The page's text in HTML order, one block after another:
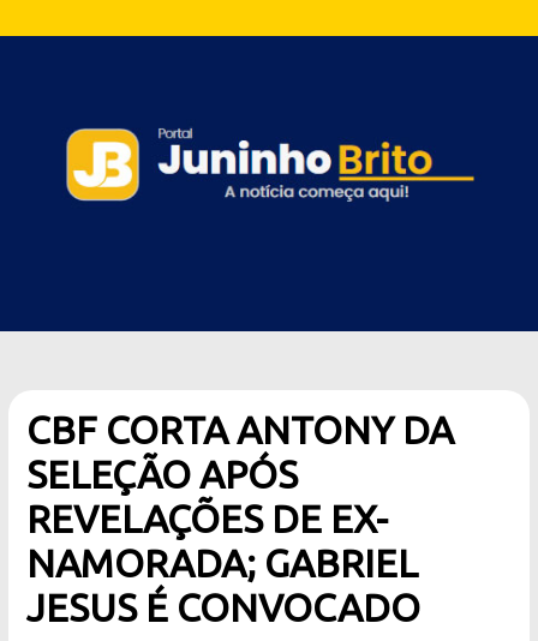
CBF CORTA ANTONY DA
SELEÇÃO APÓS
REVELAÇÕES DE EX-
NAMORADA; GABRIEL
JESUS É CONVOCADO